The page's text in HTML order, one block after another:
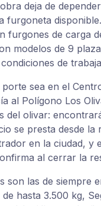
deja de
furgoneta
furgones de carga
modelos de 9
de
porte sea en el
al Polígono Los
del olivar:
se presta desde la
en la ciudad, y
al cerrar la
son las de siempre
hasta 3.500 kg,